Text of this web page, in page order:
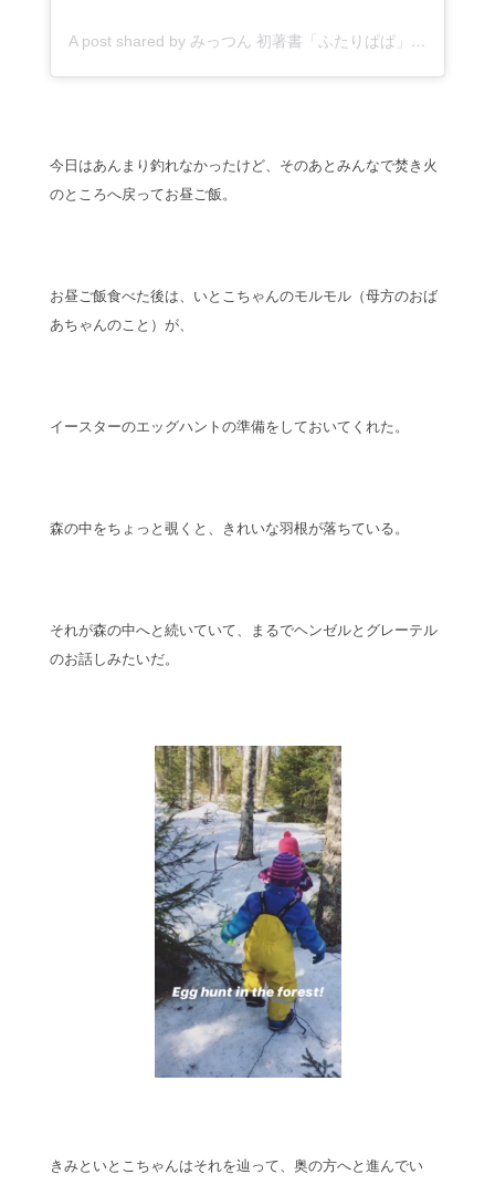
A post shared by みっつん 初著書「ふたりぱぱ」現代書館8月刊行 (@mittsuntyoldnlla)
今日はあんまり釣れなかったけど、そのあとみんなで焚き火
のところへ戻ってお昼ご飯。
お昼ご飯食べた後は、いとこちゃんのモルモル（母方のおば
あちゃんのこと）が、
イースターのエッグハントの準備をしておいてくれた。
森の中をちょっと覗くと、きれいな羽根が落ちている。
それが森の中へと続いていて、まるでヘンゼルとグレーテル
のお話しみたいだ。
きみといとこちゃんはそれを辿って、奥の方へと進んでい